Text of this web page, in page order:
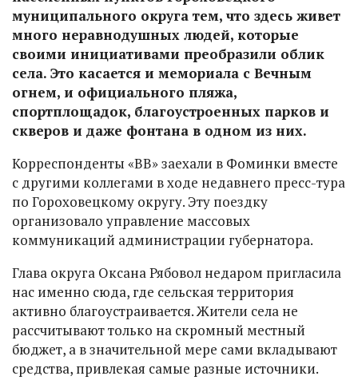
муниципального округа тем, что здесь живет
много неравнодушных людей, которые
своими инициативами преобразили облик
села. Это касается и мемориала с Вечным
огнем, и официального пляжа,
спортплощадок, благоустроенных парков и
скверов и даже фонтана в одном из них.
Корреспонденты «ВВ» заехали в Фоминки вместе
с другими коллегами в ходе недавнего пресс-тура
по Гороховецкому округу. Эту поездку
организовало управление массовых
коммуникаций администрации губернатора.
Глава округа Оксана Рябовол недаром пригласила
нас именно сюда, где сельская территория
активно благоустраивается. Жители села не
рассчитывают только на скромный местный
бюджет, а в значительной мере сами вкладывают
средства, привлекая самые разные источники.